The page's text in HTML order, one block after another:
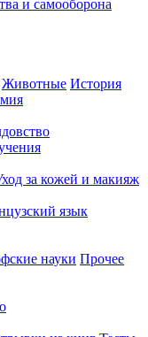
и самооборона
Животные История
за кожей и макияж
язык
науки Прочее